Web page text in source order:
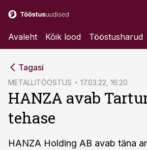
Avaleht Kõik lood Tööstusharud
Tagasi
METALLITÖÖSTUS 17.03.22, 16:20
HANZA avab
tehase
HANZA Holding AB avab täna